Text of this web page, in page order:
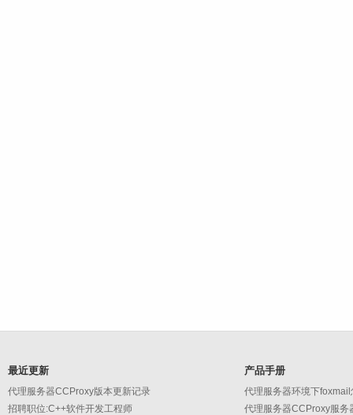
最近更新
代理服务器CCProxy版本更新记录
招聘职位:C++软件开发工程师
产品手册
代理服务器环境下
代理服务器CCProxy服务